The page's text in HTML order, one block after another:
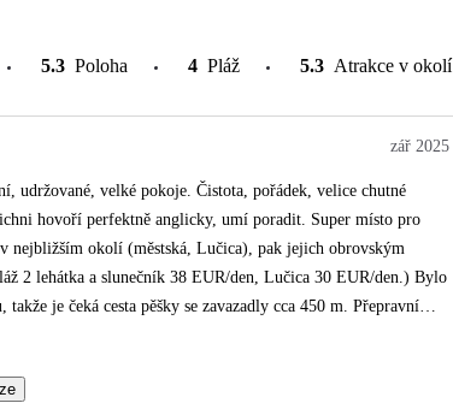
5.3 Poloha 4 Pláž 5.3 Atrakce v okolí
zář 2025
udržované, velké pokoje. Čistota, pořádek, velice chutné
hovoří perfektně anglicky, umí poradit. Super místo pro
nejbližším okolí (městská, Lučica), pak jejich obrovským
a slunečník 38 EUR/den, Lučica 30 EUR/den.) Bylo
je čeká cesta pěšky se zavazadly cca 450 m. Přepravní